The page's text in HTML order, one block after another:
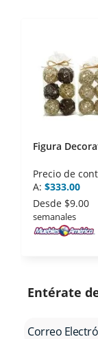
- Nos
la Asociación
Figura
Precio de
A: $333.00
Desde $9.00
semanales
Entérate